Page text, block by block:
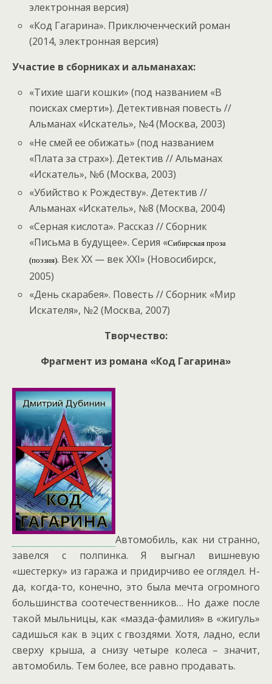
электронная версия)
«Код Гагарина». Приключенческий роман
(2014, электронная версия)
Участие в сборниках и альманахах:
«Тихие шаги кошки» (под названием «В
поисках смерти»). Детективная повесть //
Альманах «Искатель», №4 (Москва, 2003)
«Не смей ее обижать» (под названием
«Плата за страх»). Детектив // Альманах
«Искатель», №6 (Москва, 2003)
«Убийство к Рождеству». Детектив //
Альманах «Искатель», №8 (Москва, 2004)
«Серная кислота». Рассказ // Сборник
«Письма в будущее». Серия «Сибирская проза
(поэзия). Век XX — век XXI» (Новосибирск,
2005)
«День скарабея». Повесть // Сборник «Мир
Искателя», №2 (Москва, 2007)
Творчество:
Фрагмент из романа «Код Гагарина»
Автомобиль, как ни странно,
завелся с полпинка. Я выгнал вишневую
«шестерку» из гаража и придирчиво ее оглядел. Н-
да, когда-то, конечно, это была мечта огромного
большинства соотечественников… Но даже после
такой мыльницы, как «мазда-фамилия» в «жигуль»
садишься как в эцих с гвоздями. Хотя, ладно, если
сверху крыша, а снизу четыре колеса – значит,
автомобиль. Тем более, все равно продавать.